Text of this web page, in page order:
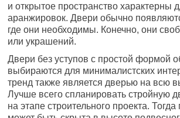
и открытое пространство характерны
аранжировок. Двери обычно
где они необходимы. Конечно, они
или украшений.
Двери без уступов с простой формой
выбираются для минималистских
тренд также является дверью на всю
Лучше всего спланировать стройную
на этапе строительного проекта.